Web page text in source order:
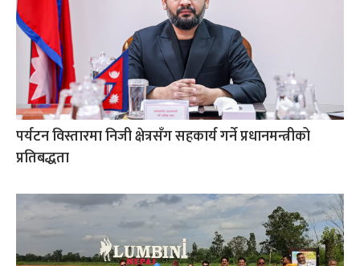
पर्यटन विस्तारमा निजी क्षेत्रसँग सहकार्य गर्ने प्रधानमन्त्रीको
प्रतिबद्धता